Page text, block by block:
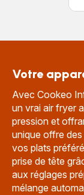
+
8
Votre
Avec Cookeo
un vrai air fryer
pression et
unique offre
vos plats
prise de tête
aux réglages
mélange